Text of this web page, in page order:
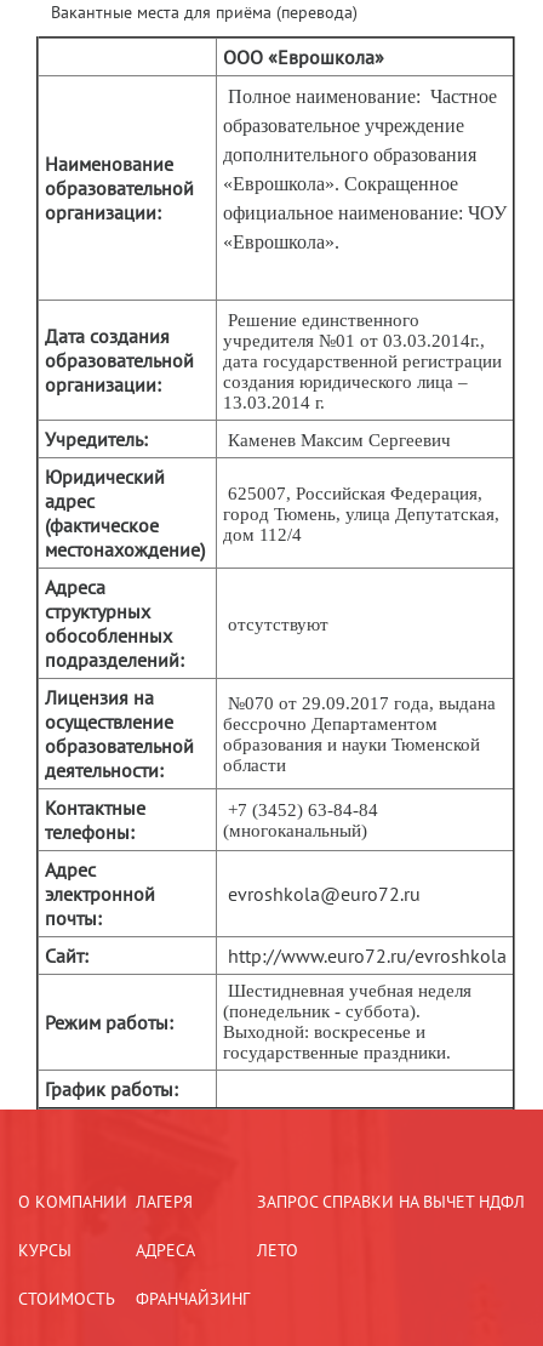
Вакантные места для приёма (перевода)
ООО «Еврошкола»
Наименование
образовательной
организации:
Полное наименование: Частное
образовательное учреждение
дополнительного образования
«Еврошкола». Сокращенное
официальное наименование: ЧОУ
«Еврошкола».
Дата создания
образовательной
организации:
Решение единственного
учредителя №01 от 03.03.2014г.,
дата государственной регистрации
создания юридического лица –
13.03.2014 г.
Учредитель: Каменев Максим Сергеевич
Юридический
адрес
(фактическое
местонахождение)
625007, Российская Федерация,
город Тюмень, улица Депутатская,
дом 112/4
Адреса
структурных
обособленных
подразделений:
отсутствуют
Лицензия на
осуществление
образовательной
деятельности:
№070 от 29.09.2017 года, выдана
бессрочно Департаментом
образования и науки Тюменской
области
Контактные
телефоны:
+7 (3452) 63-84-84
(многоканальный)
Адрес
электронной
почты:
evroshkola@euro72.ru
Сайт: http://www.euro72.ru/evroshkola
Режим работы:
Шестидневная учебная неделя
(понедельник - суббота).
Выходной: воскресенье и
государственные праздники.
График работы:
О КОМПАНИИ
КУРСЫ
СТОИМОСТЬ
ЛАГЕРЯ
АДРЕСА
ФРАНЧАЙЗИНГ
ЗАПРОС СПРАВКИ НА ВЫЧЕТ НДФЛ
ЛЕТО